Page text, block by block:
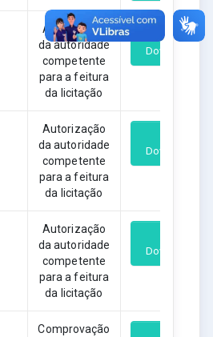
Autorização
da autoridade
competente
para a feitura
da licitação
Download
Autorização
da autoridade
competente
para a feitura
da licitação
Download
Autorização
da autoridade
competente
para a feitura
da licitação
Download
Comprovação